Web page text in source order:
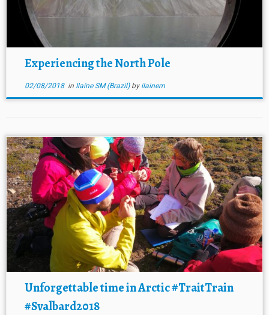
Experiencing the North Pole
02/08/2018in Ilaíne SM (Brazil) by ilainem
Unforgettable time in Arctic #TraitTrain
#Svalbard2018